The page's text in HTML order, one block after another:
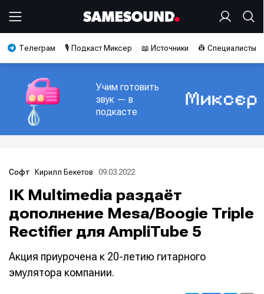
Телеграм 🎙️ Подкаст Миксер 📖 Источники 👷 Специалисты
Учим готовить
звук — в
подкасте
Софт Кирилл Бекетов 09.03.2022
IK Multimedia раздаёт
дополнение Mesa/Boogie Triple
Rectifier для AmpliTube 5
Акция приурочена к 20-летию гитарного
эмулятора компании.